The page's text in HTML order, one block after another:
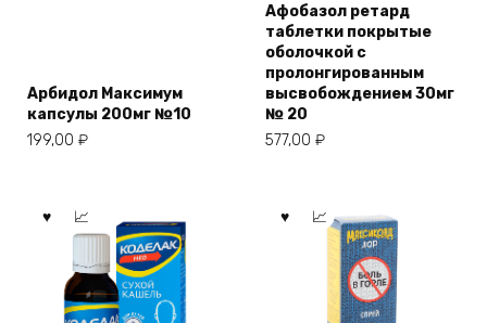
Арбидол Максимум
капсулы 200мг №10
199,00 ₽
Афобазол ретард
таблетки покрытые
оболочкой с
пролонгированным
высвобождением 30мг
№ 20
577,00 ₽